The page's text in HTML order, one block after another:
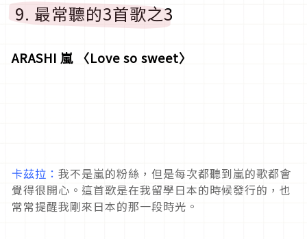
9. 最常聽的3首歌之3
ARASHI 嵐 〈Love so sweet〉
卡茲拉： 我不是嵐的粉絲，但是每次都聽到嵐的歌都會
覺得很開心。這首歌是在我留學日本的時候發行的，也
常常提醒我剛來日本的那一段時光。